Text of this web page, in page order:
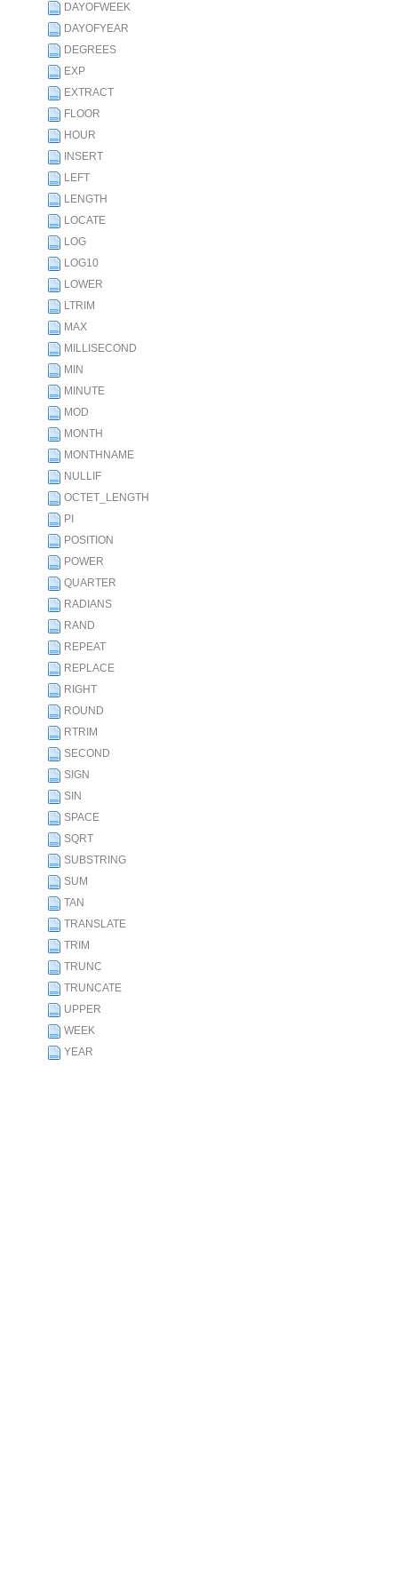
DAYOFWEEK
DAYOFYEAR
DEGREES
EXP
EXTRACT
FLOOR
HOUR
INSERT
LEFT
LENGTH
LOCATE
LOG
LOG10
LOWER
LTRIM
MAX
MILLISECOND
MIN
MINUTE
MOD
MONTH
MONTHNAME
NULLIF
OCTET_LENGTH
PI
POSITION
POWER
QUARTER
RADIANS
RAND
REPEAT
REPLACE
RIGHT
ROUND
RTRIM
SECOND
SIGN
SIN
SPACE
SQRT
SUBSTRING
SUM
TAN
TRANSLATE
TRIM
TRUNC
TRUNCATE
UPPER
WEEK
YEAR